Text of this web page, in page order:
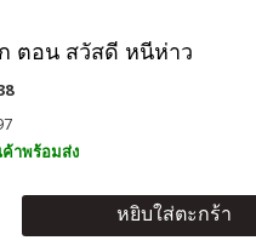
ตอน สวัสดี หนีห่าว
าพร้อมส่ง
หยิบใส่ตะกร้า